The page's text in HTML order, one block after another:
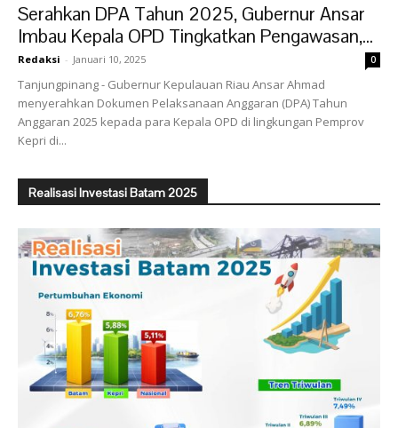
Serahkan DPA Tahun 2025, Gubernur Ansar
Imbau Kepala OPD Tingkatkan Pengawasan,...
Redaksi - Januari 10, 2025 0
Tanjungpinang - Gubernur Kepulauan Riau Ansar Ahmad
menyerahkan Dokumen Pelaksanaan Anggaran (DPA) Tahun
Anggaran 2025 kepada para Kepala OPD di lingkungan Pemprov
Kepri di...
Realisasi Investasi Batam 2025